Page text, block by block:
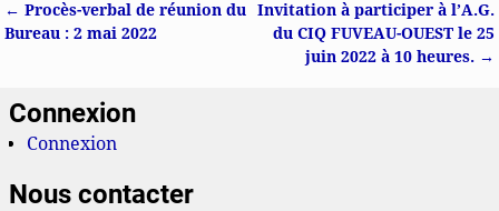
Navigation des articles
← Procès-verbal de réunion du
Bureau : 2 mai 2022
Invitation à participer à l’A.G.
du CIQ FUVEAU-OUEST le 25
juin 2022 à 10 heures. →
Connexion
Connexion
Nous contacter